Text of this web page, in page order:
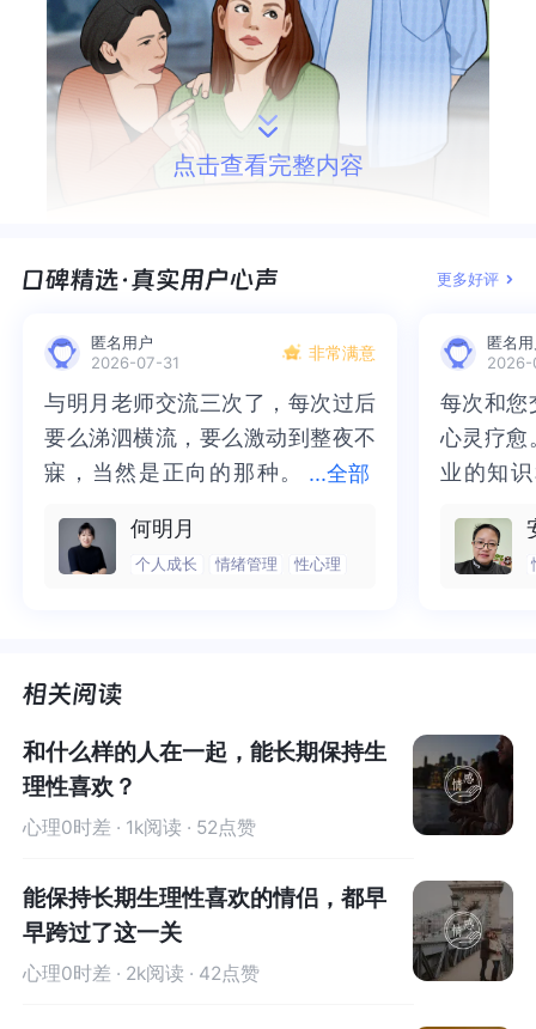
点击查看完整内容
更多好评
匿名用户
2026-07-31
非常满意
...全部
与明月老师交流三次了，每次过后
要么涕泗横流，要么激动到整夜不
寐，当然是正向的那种。
来，觉得不必再踽踽独行，也不必
再困于桎梏，更不必觉得这半生所
前行。
与明月老师交流三次了，每次过后
要么涕泗横流，要么激动到整夜不
寐，当然是正向的那种。二十多年
不必再踽踽独行，也不必再困于桎
梏，更不必觉得这半生所积，靡有
行。
何明月
个人成长 情绪管理 性心理
匿名
2026-
每次和您
心灵疗愈
业的知
我喘不
逐渐释
每次和您
心灵疗愈
业的知识
气的情
然。感
和什么样的人在一起，能长期保持生
理性喜欢？
心理0时差 · 1k阅读 · 52点赞
能保持长期生理性喜欢的情侣，都早
早跨过了这一关
心理0时差 · 2k阅读 · 42点赞